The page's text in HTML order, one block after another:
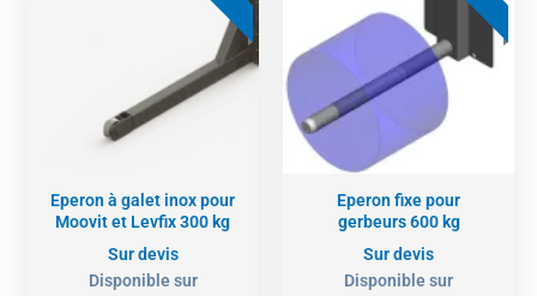
Eperon à galet inox pour
Moovit et Levfix 300 kg
Sur devis
Disponible sur
Eperon fixe pour
gerbeurs 600 kg
Sur devis
Disponible sur